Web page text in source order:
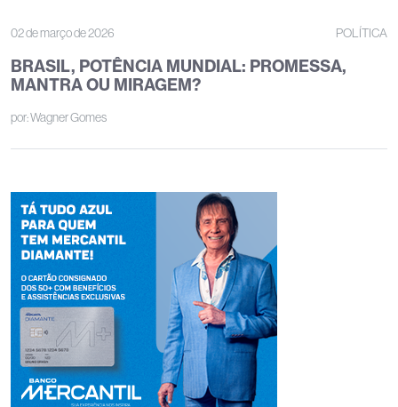
02 de março de 2026 POLÍTICA
BRASIL, POTÊNCIA MUNDIAL: PROMESSA,
MANTRA OU MIRAGEM?
por:Wagner Gomes